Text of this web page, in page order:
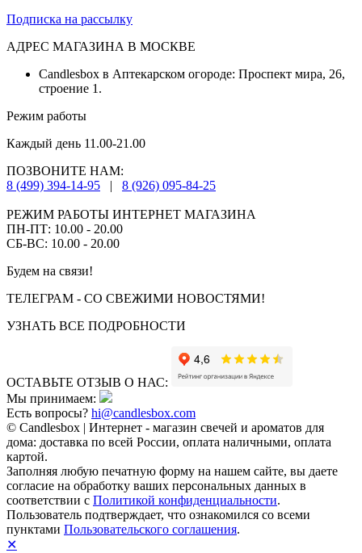
Подписка на рассылку
АДРЕС МАГАЗИНА В МОСКВЕ
Candlesbox в Аптекарском огороде: Проспект мира, 26,
строение 1.
Режим работы
Каждый день 11.00-21.00
ПОЗВОНИТЕ НАМ:
8 (499) 394-14-95
| 8 (926) 095-84-25
РЕЖИМ РАБОТЫ ИНТЕРНЕТ МАГАЗИНА
ПН-ПТ: 10.00 - 20.00
СБ-ВС: 10.00 - 20.00
Будем на связи!
ТЕЛЕГРАМ - СО СВЕЖИМИ НОВОСТЯМИ!
УЗНАТЬ ВСЕ ПОДРОБНОСТИ
ОСТАВЬТЕ ОТЗЫВ О НАС:
Мы принимаем:
Есть вопросы? hi@candlesbox.com
© Candlesbox | Интернет - магазин свечей и ароматов для
дома: доставка по всей России, оплата наличными, оплата
картой.
Заполняя любую печатную форму на нашем сайте, вы даете
согласие на обработку ваших персональных данных в
соответствии с Политикой конфиденциальности.
Пользователь подтверждает, что ознакомился со всеми
пунктами Пользовательского соглашения.
✕